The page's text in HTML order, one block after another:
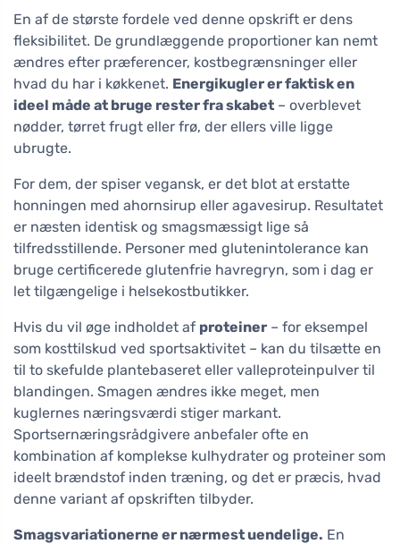
En af de største fordele ved denne opskrift er dens
fleksibilitet. De grundlæggende proportioner kan nemt
ændres efter præferencer, kostbegrænsninger eller
hvad du har i køkkenet. Energikugler er faktisk en
ideel måde at bruge rester fra skabet – overblevet
nødder, tørret frugt eller frø, der ellers ville ligge
ubrugte.
For dem, der spiser vegansk, er det blot at erstatte
honningen med ahornsirup eller agavesirup. Resultatet
er næsten identisk og smagsmæssigt lige så
tilfredsstillende. Personer med glutenintolerance kan
bruge certificerede glutenfrie havregryn, som i dag er
let tilgængelige i helsekostbutikker.
Hvis du vil øge indholdet af proteiner – for eksempel
som kosttilskud ved sportsaktivitet – kan du tilsætte en
til to skefulde plantebaseret eller valleproteinpulver til
blandingen. Smagen ændres ikke meget, men
kuglernes næringsværdi stiger markant.
Sportsernæringsrådgivere anbefaler ofte en
kombination af komplekse kulhydrater og proteiner som
ideelt brændstof inden træning, og det er præcis, hvad
denne variant af opskriften tilbyder.
Smagsvariationerne er nærmest uendelige. En